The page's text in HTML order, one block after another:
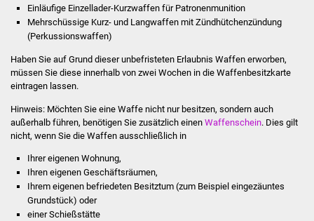
Projekte
Sanierung Bizethalle
Presse
Einläufige Einzellader-Kurzwaffen für Patronenmunition
Mehrschüssige Kurz- und Langwaffen mit Zündhütchenzündung
(Perkussionswaffen)
Haben Sie auf Grund dieser unbefristeten Erlaubnis Waffen erworben,
müssen Sie diese innerhalb von zwei Wochen in die Waffenbesitzkarte
eintragen lassen.
Hinweis:Möchten Sie eine Waffe nicht nur besitzen, sondern auch
außerhalb führen, benötigen Sie zusätzlich einen Waffenschein. Dies gilt
nicht, wenn Sie die Waffen ausschließlich in
Ihrer eigenen Wohnung,
Ihren eigenen Geschäftsräumen,
Ihrem eigenen befriedeten Besitztum (zum Beispiel eingezäuntes
Grundstück) oder
einer Schießstätte